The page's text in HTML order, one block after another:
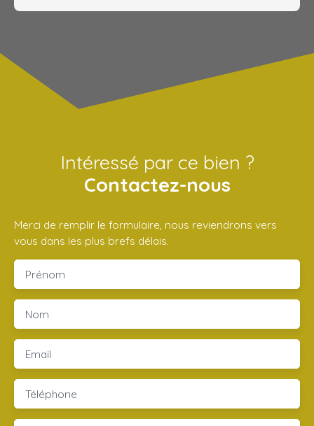
Intéressé par ce bien ?
Contactez-nous
Merci de remplir le formulaire, nous reviendrons vers
vous dans les plus brefs délais.
Prénom
Nom
Email
Téléphone